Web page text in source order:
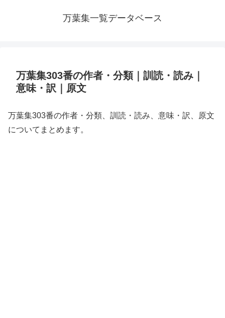
万葉集一覧データベース
万葉集303番の作者・分類｜訓読・読み｜
意味・訳｜原文
万葉集303番の作者・分類、訓読・読み、意味・訳、原文
についてまとめます。